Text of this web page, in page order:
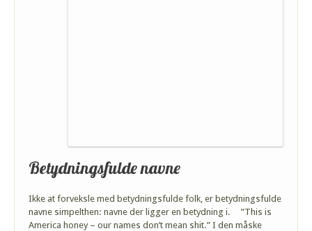
Betydningsfulde navne
Ikke at forveksle med betydningsfulde folk, er betydningsfulde
navne simpelthen: navne der ligger en betydning i. ”This is
America honey – our names don’t mean shit.” I den måske